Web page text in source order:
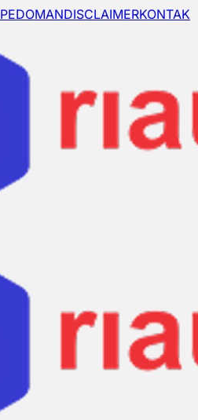
PEDOMANDISCLAIMERKONTAK